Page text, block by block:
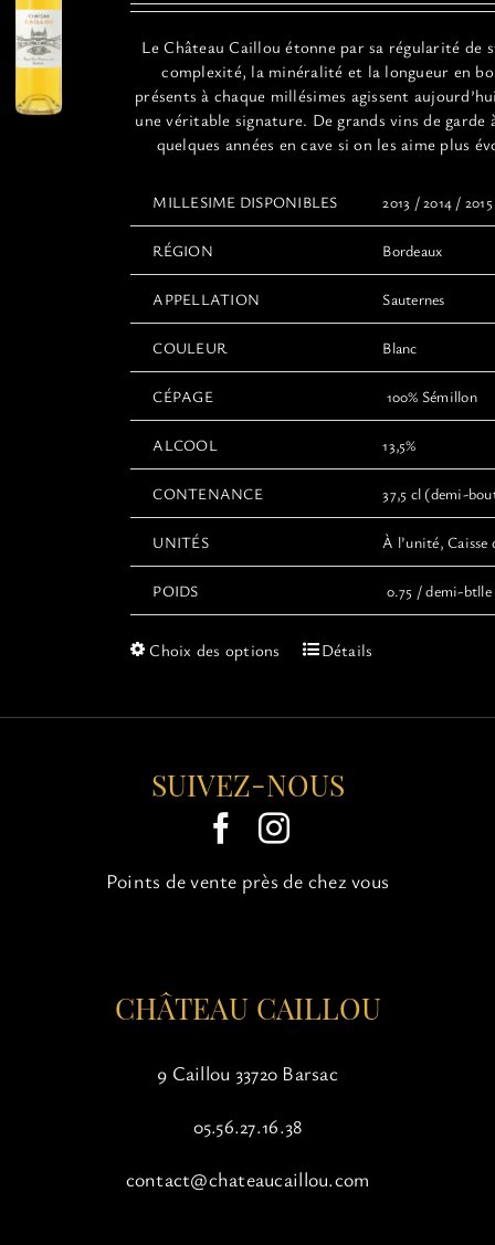
sur
la
page
du
produit
prix :
21,00€
à
45,00€
LeChâteau Caillou étonne par sa régularité de
complexité, la minéralité et la longueur en
présents à chaque millésimes agissent
une véritable signature. De grands vins de garde
quelques années en cave si on les aime plus
MILLESIME DISPONIBLES 2013 / 2014 /
RÉGION Bordeaux
APPELLATION Sauternes
COULEUR Blanc
CÉPAGE 100% Sémillon
ALCOOL 13,5%
CONTENANCE 37,5 cl (demi-
UNITÉS À l’unité, Caisse
POIDS 0.75 / demi-
Choix des options
Ce
plusieurs
Les
options
sur
Détails
SUIVEZ-NOUS
Points de vente près de chez vous
CHÂTEAU CAILLOU
9 Caillou 33720 Barsac
05.56.27.16.38
contact@chateaucaillou.com